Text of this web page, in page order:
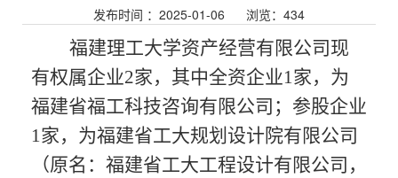
发布时间 ：2025-01-06 浏览： 434
福建理工大学资产经营有限公司现
有权属企业2家，其中全资企业1家，为
福建省福工科技咨询有限公司；参股企业
1家，为福建省工大规划设计院有限公司
（原名： 福建省工大工程设计有限公司，